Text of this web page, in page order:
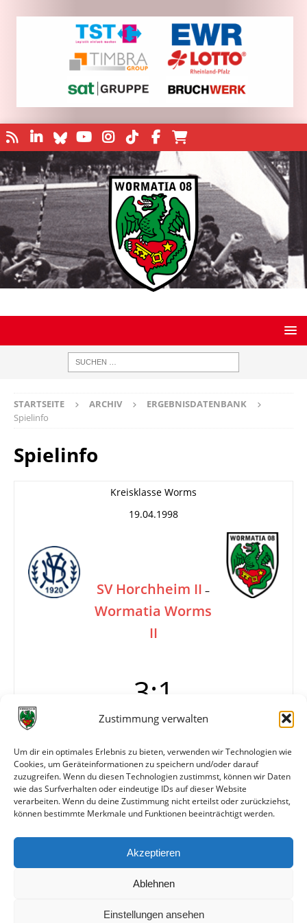
Zustimmung verwalten
Um dir ein optimales Erlebnis zu bieten, verwenden wir Technologien wie
Cookies, um Geräteinformationen zu speichern und/oder darauf
zuzugreifen. Wenn du diesen Technologien zustimmst, können wir Daten
wie das Surfverhalten oder eindeutige IDs auf dieser Website
verarbeiten. Wenn du deine Zustimmung nicht erteilst oder zurückziehst,
können bestimmte Merkmale und Funktionen beeinträchtigt werden.
Akzeptieren
Ablehnen
Einstellungen ansehen
STARTSEITE ARCHIV
ERGEBNISDATENBANK
Spielinfo
Spielinfo
Kreisklasse Worms
19.04.1998
SV Horchheim II –
Wormatia Worms
II
3:1
2:0 Yetin (57.)
3:0 Borngässer (84.)
3:1 Grcic (85.)
Alle bisherigen Partien der beiden Mannschaften
anzeigen